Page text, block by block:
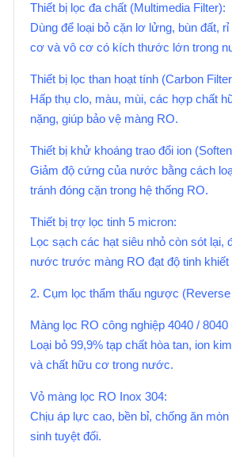
Thiết bị lọc đa chất (Multimedia Filter):
Dùng để loại bỏ cặn lơ lửng, bùn đất,
cơ và vô cơ có kích thước lớn trong
Thiết bị lọc than hoạt tính (Carbon
Hấp thụ clo, màu, mùi, các hợp chất
nặng, giúp bảo vệ màng RO.
Thiết bị khử khoáng trao đổi ion
Giảm độ cứng của nước bằng cách loại
tránh đóng cặn trong hệ thống RO.
Thiết bị trợ lọc tinh 5 micron:
Lọc sạch các hạt siêu nhỏ còn sót lại,
nước trước màng RO đạt độ tinh khiết
2. Cụm lọc thẩm thấu ngược
Màng lọc RO công nghiệp 4040 /
Loại bỏ 99,9% tạp chất hòa tan, ion
và chất hữu cơ trong nước.
Vỏ màng lọc RO Inox 304:
Chịu áp lực cao, bền bỉ, chống ăn
sinh tuyệt đối.